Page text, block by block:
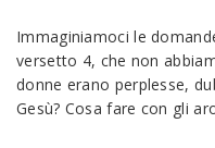
Immaginiamoci le
versetto 4, che non
donne erano perplesse,
Gesù? Cosa fare con gli